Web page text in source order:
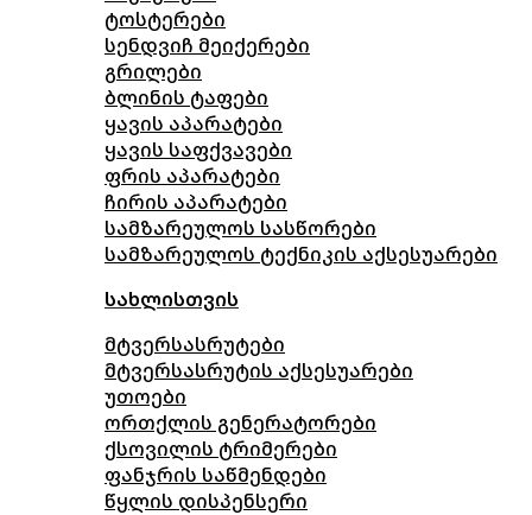
ტოსტერები
სენდვიჩ მეიქერები
გრილები
ბლინის ტაფები
ყავის აპარატები
ყავის საფქვავები
ფრის აპარატები
ჩირის აპარატები
სამზარეულოს სასწორები
სამზარეულოს ტექნიკის აქსესუარები
სახლისთვის
მტვერსასრუტები
მტვერსასრუტის აქსესუარები
უთოები
ორთქლის გენერატორები
ქსოვილის ტრიმერები
ფანჯრის საწმენდები
წყლის დისპენსერი